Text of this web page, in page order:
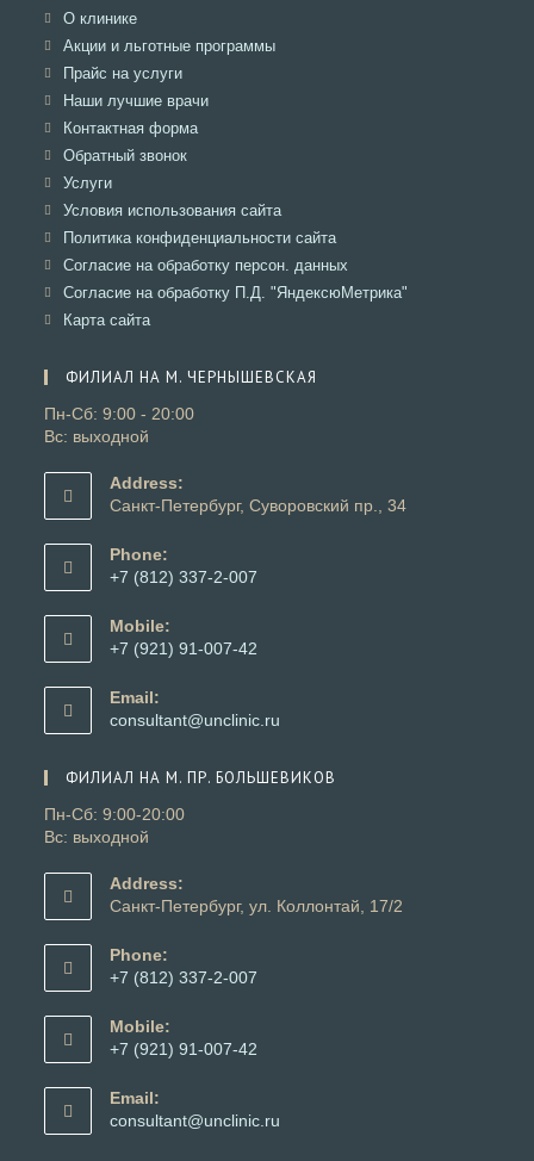
О клиникеОткроется
в
вкладке
Акции и льготные программыОткроется
Прайс на услугиОткроется
в
вкладке
Наши лучшие врачиОткроется
Контактная формаОткроется
Обратный звонокОткроется
вкладке
УслугиОткроется
в
вкладке
Условия использования сайтаОткроется
в
вкладке
Политика конфиденциальности сайтаОткроется
в
вкладке
Согласие на обработку персон. данных
в
Согласие на обработку П.Д. "ЯндексюМетрика"
Карта сайтаОткроется
вкладке
ФИЛИАЛ НА М. ЧЕРНЫШЕВСКАЯ
Пн-Сб: 9:00 - 20:00
Вс: выходной
Address:
Санкт-Петербург, Суворовский пр., 34
Phone:
+7 (812) 337-2-007
в
вашем
Mobile:
+7 (921) 91-007-42
в
вашем
Email:
consultant@unclinic.ru
приложении
ФИЛИАЛ НА М. ПР. БОЛЬШЕВИКОВ
Пн-Сб: 9:00-20:00
Вс: выходной
Address:
Санкт-Петербург, ул. Коллонтай, 17/2
Phone:
+7 (812) 337-2-007
в
вашем
Mobile:
+7 (921) 91-007-42
в
вашем
Email:
consultant@unclinic.ru